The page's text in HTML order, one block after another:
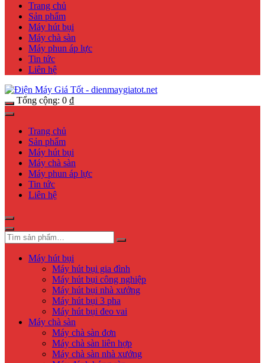
Trang chủ
Sản phẩm
Máy hút bụi
Máy chà sàn
Máy phun áp lực
Tin tức
Liên hệ
Tổng cộng: 0 ₫
Trang chủ
Sản phẩm
Máy hút bụi
Máy chà sàn
Máy phun áp lực
Tin tức
Liên hệ
Máy hút bụi
Máy hút bụi gia đình
Máy hút bụi công nghiệp
Máy hút bụi nhà xưởng
Máy hút bụi 3 pha
Máy hút bụi đeo vai
Máy chà sàn
Máy chà sàn đơn
Máy chà sàn liên hợp
Máy chà sàn nhà xưởng